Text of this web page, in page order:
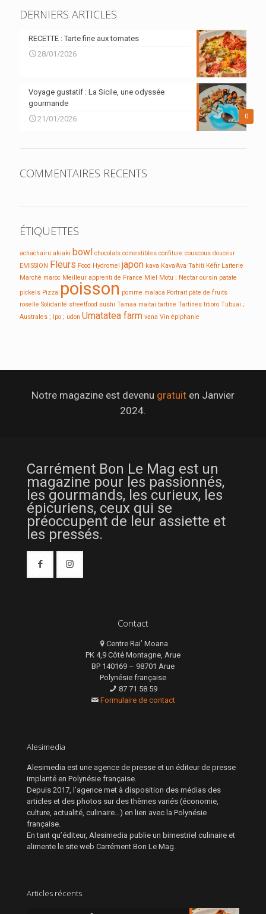
DERNIERS ARTICLES
RECETTE : Tarte fine aux tomates
28/01/2026
0
Voyage gustatif : La Sicile, une odyssée
gourmande
21/01/2026
COMMENTAIRES RECENTS
ÉTIQUETTES
achachairu akiaki bowl chocolats comestibles confiture couscous douceur
EMISSION Fleurs Food Hydromel japon kava Kava’Ava Tahiti Kéfir Laiterie
Marché maroc Meilleur apprenti de France Miel Motu ; Nectar oursin patate
pickels Pizza poisson pomme malaca Portrait pâte de fruits
roselle Solidarité streetfood sushi Tamaa maitai tartine Tartines titioro Tubuai ;
Australes ; Ipo ; udon Umatatea farm vana Vin épiphanie
Notre magazine est devenu gratuit en Janvier
2024.
Carrément Bon Le Mag est un
magazine pour les passionnés,
les gourmands, les curieux, les
épicuriens, ceux qui se
préoccupent de leur assiette et
les pressés.
Contact
Centre Rai’ Moana
PK 4,9 Côté Montagne, Arue
BP 140169 – 98701 Arue
Polynésie française
87 71 58 59
Formulaire de contact
Alesimedia
Alesimedia est une agence de presse et un éditeur de presse
implanté en Polynésie française.
Depuis 2017, l’agence met à disposition des médias des
articles et des photos sur des thèmes variés (économie,
culture, actualité, culinaire…) en lien avec la Polynésie
française.
En tant qu’éditeur, Alesimedia publie un bimestriel culinaire et
alimente le site web Carrément Bon Le Mag.
Articles récents